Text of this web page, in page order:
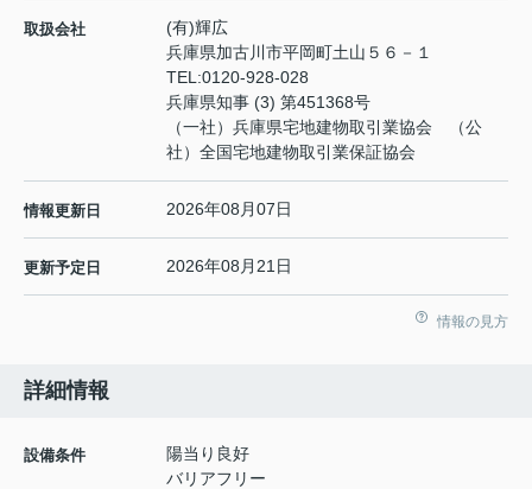
取扱会社
(有)輝広
兵庫県加古川市平岡町土山５６－１
TEL:0120-928-028
兵庫県知事 (3) 第451368号
（一社）兵庫県宅地建物取引業協会 （公
社）全国宅地建物取引業保証協会
情報更新日 2026年08月07日
更新予定日 2026年08月21日
情報の見方
詳細情報
設備条件
陽当り良好
バリアフリー